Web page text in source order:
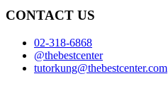
CONTACT US
02-318-6868
@thebestcenter
tutorkung@thebestcenter.com